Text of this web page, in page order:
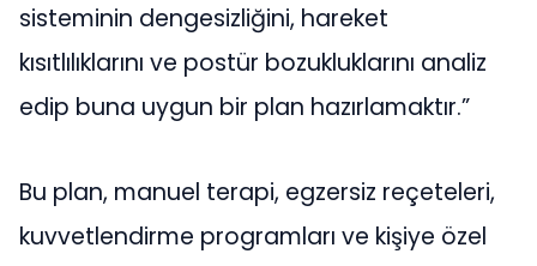
sisteminin dengesizliğini, hareket
kısıtlılıklarını ve postür bozukluklarını analiz
edip buna uygun bir plan hazırlamaktır.”
Bu plan, manuel terapi, egzersiz reçeteleri,
kuvvetlendirme programları ve kişiye özel